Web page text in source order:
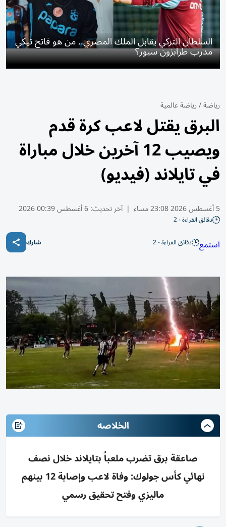
السلطان التركي يقابل الملك المصري.. من هو فاتح تيكي
مدرب طرابزون سبور؟
رياضة/رياضة عالمية
البرق يقتل لاعب كرة قدم
ويصيب 12 آخرين خلال مباراة
في تايلاند (فيديو)
5 أغسطس 2026 23:08 مساء | آخر تحديث:6 أغسطس 00:39 2026
دقائق القراءة - 2
استمع دقائق القراءة - 2 شارك
الخلاصه
صاعقة برق تضرب ملعباً بتايلاند خلال نصف
نهائي كأس جولوك: وفاة لاعب وإصابة 12 بينهم
ماليزي وفتح تحقيق رسمي